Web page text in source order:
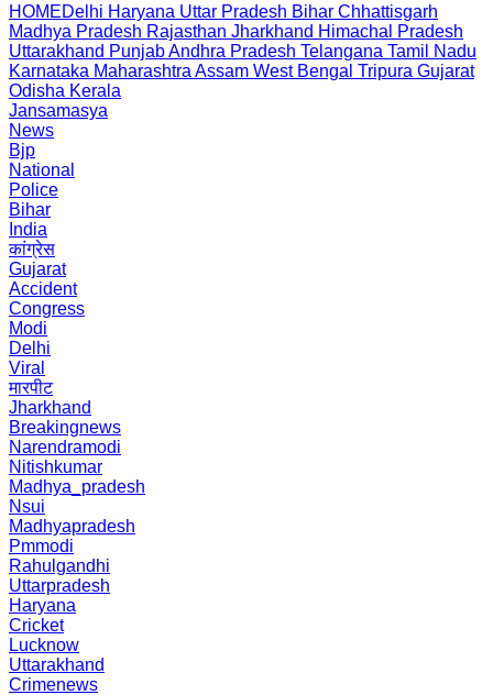
HOMEDelhi Haryana Uttar Pradesh Bihar Chhattisgarh
Madhya Pradesh Rajasthan Jharkhand Himachal Pradesh
Uttarakhand PunjabAndhra Pradesh Telangana Tamil Nadu
Karnataka Maharashtra Assam West Bengal Tripura Gujarat
Odisha Kerala
Jansamasya
News
Bjp
National
Police
Bihar
India
कांग्रेस
Gujarat
Accident
Congress
Modi
Delhi
Viral
मारपीट
Jharkhand
Breakingnews
Narendramodi
Nitishkumar
Madhya_pradesh
Nsui
Madhyapradesh
Pmmodi
Rahulgandhi
Uttarpradesh
Haryana
Cricket
Lucknow
Uttarakhand
Crimenews